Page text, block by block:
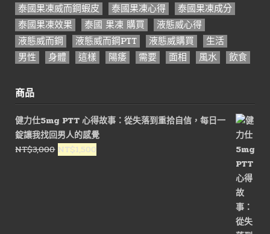
泰國果凍威而鋼蝦皮
泰國果凍心得
泰國果凍成分
泰國果凍效果
泰國 果凍 購買
液態威心得
液態威而鋼
液態威而鋼PTT 液態威購買
生活
男性
身體 這樣 陽痿 需要 面相 風水 飲食
商品
健力仕5mg PTT 心得故事：從失落到重拾自信，每日一
錠讓我找回男人的感覺
NT$3,000 原
NT$1,500